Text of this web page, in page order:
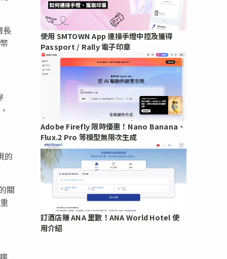
長
的
關
使用 SMTOWN App 連接手燈中控及獲得
Passport / Rally 電子印章
Adobe Firefly 限時優惠！Nano Banana、
Flux.2 Pro 等模型無限次生成
訂酒店賺 ANA 里數！ANA World Hotel 使
用介紹